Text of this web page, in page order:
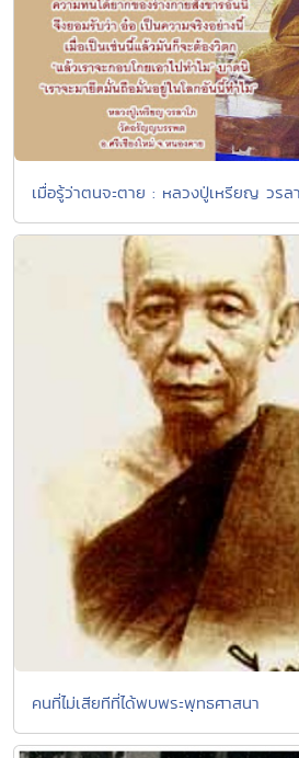
เมื่อรู้ว่าตนจะตาย : หลวงปู่เหรียญ วรล
คนที่ไม่เสียทีที่ได้พบพระพุทธศาสนา